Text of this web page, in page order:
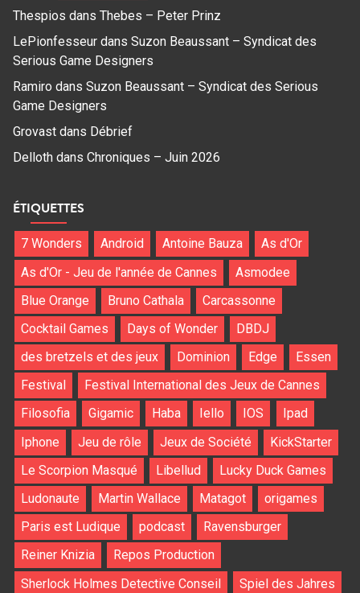
Thespios dans Thebes – Peter Prinz
LePionfesseur dans Suzon Beaussant – Syndicat des
Serious Game Designers
Ramiro dans Suzon Beaussant – Syndicat des Serious
Game Designers
Grovast dans Débrief
Delloth dans Chroniques – Juin 2026
ÉTIQUETTES
7 Wonders Android Antoine Bauza
As d'Or
As d'Or - Jeu de l'année de Cannes
Asmodee
Blue Orange
Bruno Cathala
Carcassonne
Cocktail Games
Days of Wonder
DBDJ
des bretzels et des jeux
Dominion Edge
Essen
Festival
Festival International des Jeux de Cannes
Filosofia
Gigamic Haba Iello IOS
Ipad
Iphone
Jeu de rôle Jeux de Société
KickStarter
Le Scorpion Masqué
Libellud
Lucky Duck Games
Ludonaute
Martin Wallace Matagot
origames
Paris est Ludique
podcast
Ravensburger
Reiner Knizia
Repos Production
Sherlock Holmes Detective Conseil
Spiel des Jahres